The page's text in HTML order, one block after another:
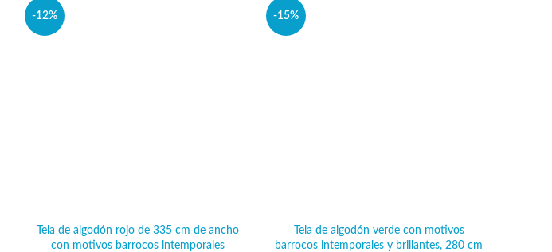
-12%
Tela de algodón rojo de 335 cm de ancho
con motivos barrocos intemporales
-15%
Tela de algodón verde con motivos
barrocos intemporales y brillantes, 280 cm